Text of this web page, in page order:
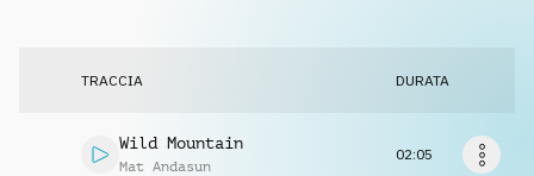
TRACCIA DURATA
Wild Mountain
Mat Andasun
02:05